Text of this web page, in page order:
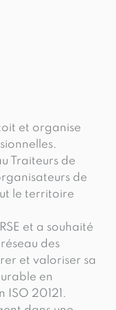
et organise
Traiteurs de
de
le territoire
et a souhaité
des
et valoriser sa
en
ISO 20121.